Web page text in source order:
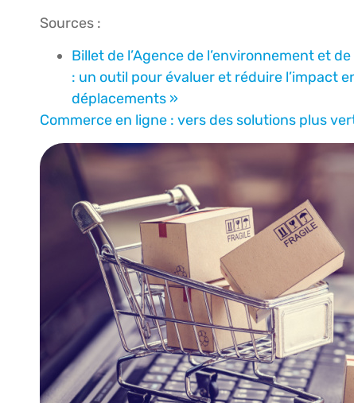
Sources :
Billet de l’Agence de l’environnement et
: un outil pour évaluer et réduire l’impact
déplacements »
Commerce en ligne : vers des solutions plus